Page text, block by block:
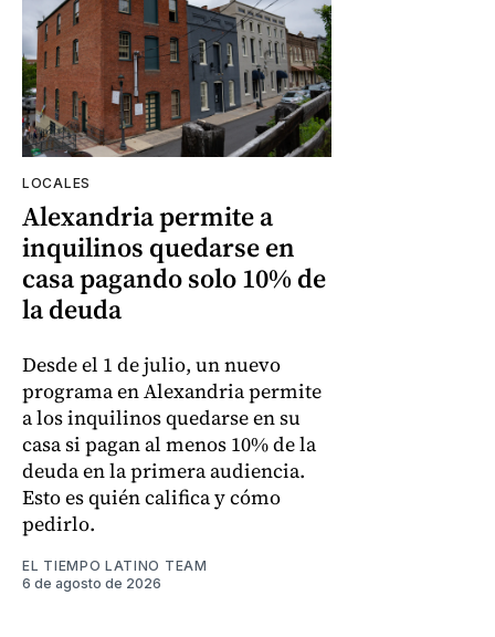
LOCALES
Alexandria permite a
inquilinos quedarse en
casa pagando solo 10% de
la deuda
Desde el 1 de julio, un nuevo
programa en Alexandria permite
a los inquilinos quedarse en su
casa si pagan al menos 10% de la
deuda en la primera audiencia.
Esto es quién califica y cómo
pedirlo.
EL TIEMPO LATINO TEAM
6 de agosto de 2026